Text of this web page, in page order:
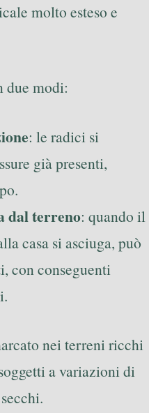
molto esteso e
modi:
: le radici si
già presenti,
dal terreno: quando il
casa si asciuga, può
con conseguenti
nei terreni ricchi
a variazioni di